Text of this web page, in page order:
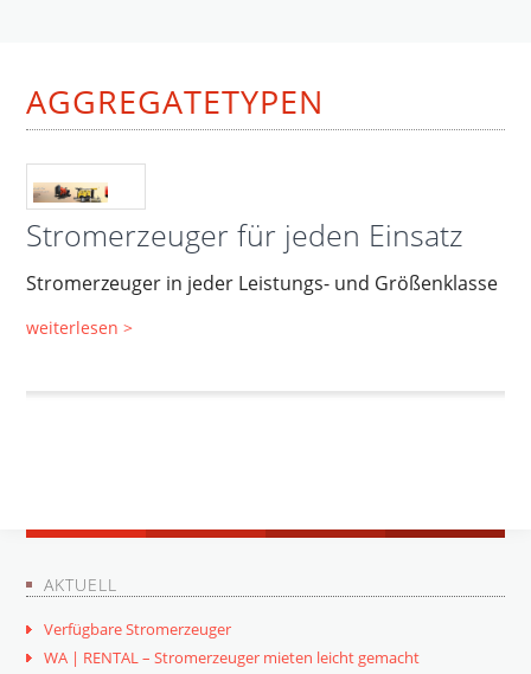
AGGREGATETYPEN
Stromerzeuger für jeden Einsatz
Stromerzeuger in jeder Leistungs- und Größenklasse
weiterlesen >
AKTUELL
Verfügbare Stromerzeuger
WA | RENTAL – Stromerzeuger mieten leicht gemacht